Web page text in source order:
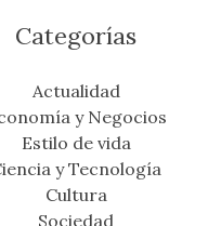
Categorías
Actualidad
y Negocios
Estilo de vida
y Tecnología
Cultura
Sociedad